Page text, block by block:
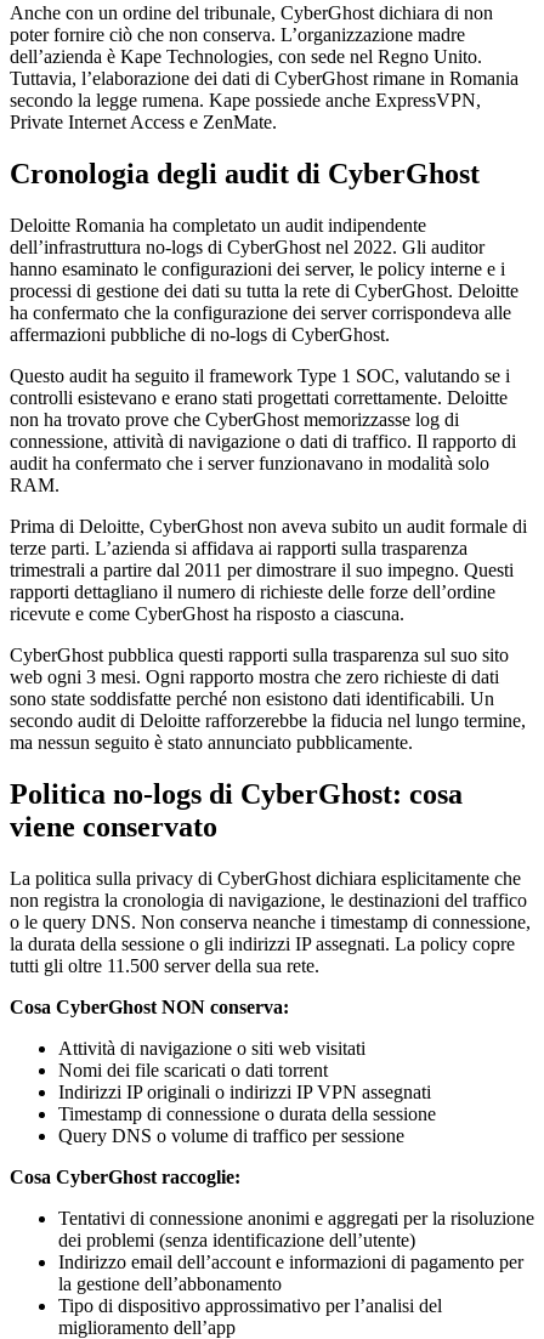
Anche con un ordine del tribunale, CyberGhost dichiara di non
poter fornire ciò che non conserva. L’organizzazione madre
dell’azienda è Kape Technologies, con sede nel Regno Unito.
Tuttavia, l’elaborazione dei dati di CyberGhost rimane in Romania
secondo la legge rumena. Kape possiede anche ExpressVPN,
Private Internet Access e ZenMate.
Cronologia degli audit di CyberGhost
Deloitte Romania ha completato un audit indipendente
dell’infrastruttura no-logs di CyberGhost nel 2022. Gli auditor
hanno esaminato le configurazioni dei server, le policy interne e i
processi di gestione dei dati su tutta la rete di CyberGhost. Deloitte
ha confermato che la configurazione dei server corrispondeva alle
affermazioni pubbliche di no-logs di CyberGhost.
Questo audit ha seguito il framework Type 1 SOC, valutando se i
controlli esistevano e erano stati progettati correttamente. Deloitte
non ha trovato prove che CyberGhost memorizzasse log di
connessione, attività di navigazione o dati di traffico. Il rapporto di
audit ha confermato che i server funzionavano in modalità solo
RAM.
Prima di Deloitte, CyberGhost non aveva subito un audit formale di
terze parti. L’azienda si affidava ai rapporti sulla trasparenza
trimestrali a partire dal 2011 per dimostrare il suo impegno. Questi
rapporti dettagliano il numero di richieste delle forze dell’ordine
ricevute e come CyberGhost ha risposto a ciascuna.
CyberGhost pubblica questi rapporti sulla trasparenza sul suo sito
web ogni 3 mesi. Ogni rapporto mostra che zero richieste di dati
sono state soddisfatte perché non esistono dati identificabili. Un
secondo audit di Deloitte rafforzerebbe la fiducia nel lungo termine,
ma nessun seguito è stato annunciato pubblicamente.
Politica no-logs di CyberGhost: cosa
viene conservato
La politica sulla privacy di CyberGhost dichiara esplicitamente che
non registra la cronologia di navigazione, le destinazioni del traffico
o le query DNS. Non conserva neanche i timestamp di connessione,
la durata della sessione o gli indirizzi IP assegnati. La policy copre
tutti gli oltre 11.500 server della sua rete.
Cosa CyberGhost NON conserva:
Attività di navigazione o siti web visitati
Nomi dei file scaricati o dati torrent
Indirizzi IP originali o indirizzi IP VPN assegnati
Timestamp di connessione o durata della sessione
Query DNS o volume di traffico per sessione
Cosa CyberGhost raccoglie:
Tentativi di connessione anonimi e aggregati per la risoluzione
dei problemi (senza identificazione dell’utente)
Indirizzo email dell’account e informazioni di pagamento per
la gestione dell’abbonamento
Tipo di dispositivo approssimativo per l’analisi del
miglioramento dell’app